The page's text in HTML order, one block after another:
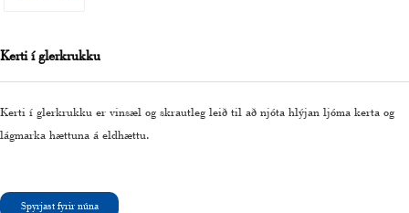
Kerti í glerkrukku
Kerti í glerkrukku er vinsæl og skrautleg leið til að njóta hlýjan ljóma kerta og
lágmarka hættuna á eldhættu.
Spyrjast fyrir núna